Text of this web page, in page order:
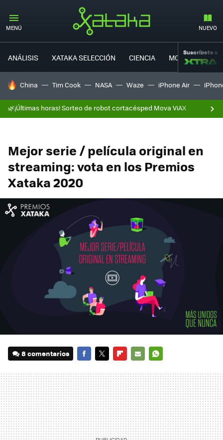
MENÚ NUEVO
ANÁLISIS XATAKA SELECCIÓN CIENCIA MOVILIDAD
Suscríbete a
HOY SE HABLA DE
China Tim Cook NASA Waze iPhone Air
🌿¡Últimas horas! Sorteo de robot cortacésped Mova ViAX
Mejor serie / película original en
streaming: vota en los Premios
Xataka 2020
8 comentarios
MAIL